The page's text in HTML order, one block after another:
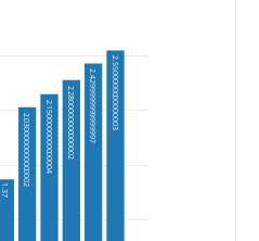
1.37
2.0300000000000002 2.1500000000000004 2.2800000000000002 2.4299999999999997 2.5500000000000003